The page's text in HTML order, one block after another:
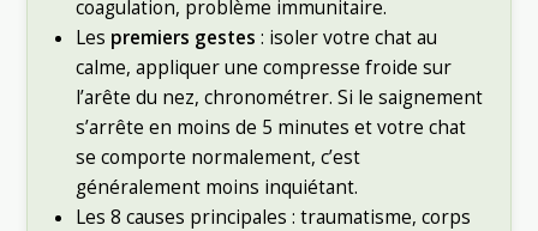
coagulation, problème immunitaire.
Les premiers gestes : isoler votre chat au
calme, appliquer une compresse froide sur
l’arête du nez, chronométrer. Si le saignement
s’arrête en moins de 5 minutes et votre chat
se comporte normalement, c’est
généralement moins inquiétant.
Les 8 causes principales : traumatisme, corps